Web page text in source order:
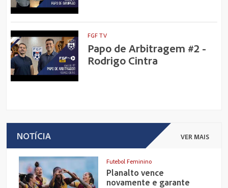
FGF TV
Papo de Arbitragem #2 -
Rodrigo Cintra
NOTÍCIA VER MAIS
Futebol Feminino
Planalto vence
novamente e garante